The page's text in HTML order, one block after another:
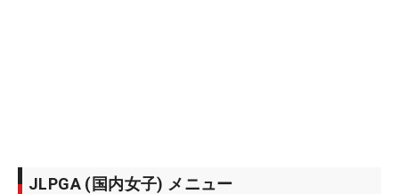
JLPGA (国内女子) メニュー